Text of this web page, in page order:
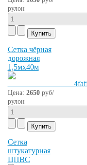
рулон
Сетка чёрная
дорожная
1,5мх40м
Цена: 2650руб/
рулон
Сетка
штукатурная
ЦПВС